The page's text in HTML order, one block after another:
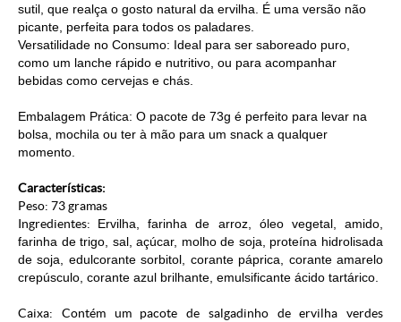
sutil, que realça o gosto natural da ervilha. É uma versão não
picante, perfeita para todos os paladares.
Versatilidade no Consumo: Ideal para ser saboreado puro,
como um lanche rápido e nutritivo, ou para acompanhar
bebidas como cervejas e chás.
Embalagem Prática: O pacote de 73g é perfeito para levar na
bolsa, mochila ou ter à mão para um snack a qualquer
momento.
Características:
Peso: 73 gramas
Ingredientes: Ervilha, farinha de arroz, óleo vegetal, amido,
farinha de trigo, sal, açúcar, molho de soja, proteína hidrolisada
de soja, edulcorante sorbitol, corante páprica, corante amarelo
crepúsculo, corante azul brilhante, emulsificante ácido tartárico.
Caixa: Contém um pacote de salgadinho de ervilha verdes